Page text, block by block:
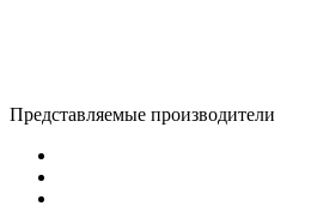
Представляемые производители